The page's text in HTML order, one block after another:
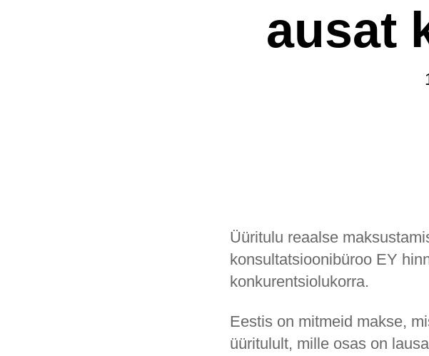
ausat
Üüritulu reaalse
konsultatsioonibüroo EY
konkurentsiolukorra.
Eestis on mitmeid makse,
üüritulult, mille osas on